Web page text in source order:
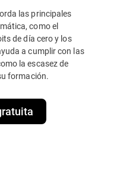
las principales
como el
de día cero y los
a cumplir con las
la escasez de
formación.